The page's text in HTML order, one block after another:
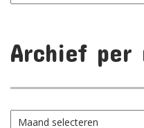
Archief per
Archief